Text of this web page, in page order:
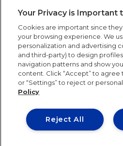
IE SCHOOL OF ARTS &
Legal Notice Privacy
Security Policy
Student
Compliance
IE University
Your Privacy is Important
Cookies are important since
your browsing experience. We
personalization and advertising
and third-party) to design
navigation patterns and show
content. Click “Accept” to agree
or “Settings” to reject or
Policy
Reject All